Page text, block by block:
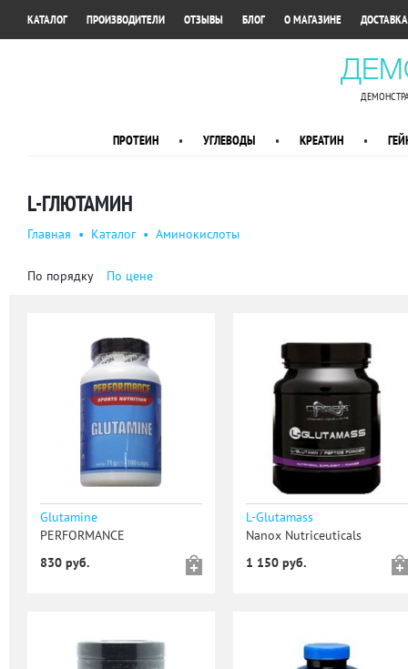
КАТАЛОГ ПРОИЗВОДИТЕЛИ ОТЗЫВЫ БЛОГ О МАГАЗИНЕ
ПРОТЕИН • УГЛЕВОДЫ • КРЕАТИН •
L-ГЛЮТАМИН
Главная • Каталог • Аминокислоты
По порядку По цене
Glutamine
PERFORMANCE
830 руб.
L-Glutamass
Nanox Nutriceuticals
1 150 руб.